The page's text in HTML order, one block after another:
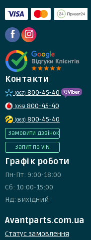
Контакти
(067) 800-45-40
(095) 800-45-40
(063) 800-45-40
Замовити дзвінок
Запит по VIN
Графік роботи
Пн-Пт: 9:00-18:00
Сб: 10:00-15:00
Нд: вихідний
Avantparts.com.ua
Статус замовлення